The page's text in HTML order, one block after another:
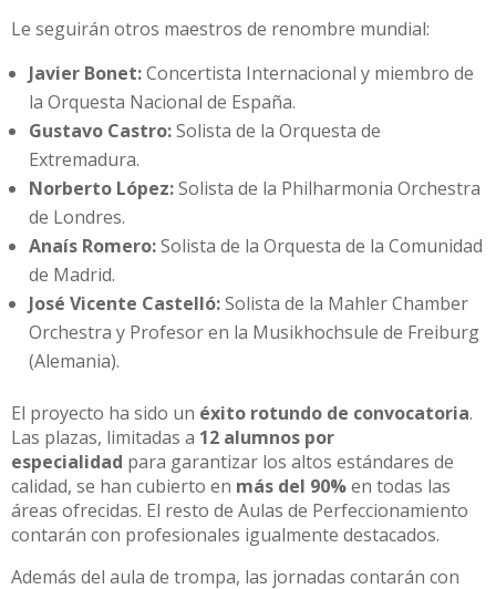
Le seguirán otros maestros de renombre mundial:
Javier Bonet:Concertista Internacional y miembro de
la Orquesta Nacional de España.
Gustavo Castro:Solista de la Orquesta de
Extremadura.
Norberto López:Solista de la Philharmonia Orchestra
de Londres.
Anaís Romero:Solista de la Orquesta de la Comunidad
de Madrid.
José Vicente Castelló:Solista de la Mahler Chamber
Orchestra y Profesor en la Musikhochsule de Freiburg
(Alemania).
El proyecto ha sido un éxito rotundo de convocatoria.
Las plazas, limitadas a 12 alumnos por
especialidad para garantizar los altos estándares de
calidad, se han cubierto en más del 90%en todas las
áreas ofrecidas. El resto de Aulas de Perfeccionamiento
contarán con profesionales igualmente destacados.
Además del aula de trompa, las jornadas contarán con